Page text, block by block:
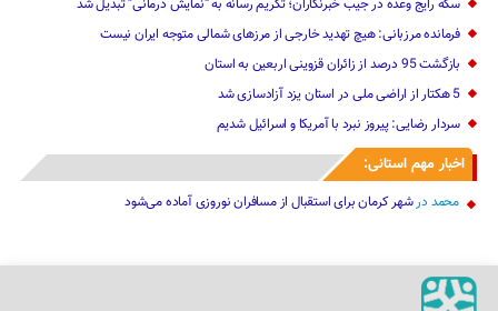
سکه رایج وعده در جیب خبرنگاران؛ تکریم رسانه به “نمایش درمانی” تبدیل شد
فرمانده مرزبانی: هیچ تهدید خارجی از مرزهای ‌شمالی متوجه ایران نیست
بازگشت 95 درصد از زائران قزوینی اربعین به استان
5 هکتار از اراضی ملی در استان یز‌د آزادسازی شد
سردار رضایی: پیروز نبرد با آمریکا و اسرائیل شدیم
اخبار مهم استانی:
محمد درشهر کرمان برای استقبال از مسافران نوروزی آماده می‌شود